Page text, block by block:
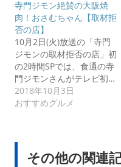
寺門ジモン絶賛の大阪焼
肉！おさむちゃん【取材拒
否の店】
10月2日(火)放送の「寺門
ジモンの取材拒否の店」初
の2時間SPでは、食通の寺
門ジモンさんがテレビ初…
2018年10月3日
おすすめグルメ
その他の関連